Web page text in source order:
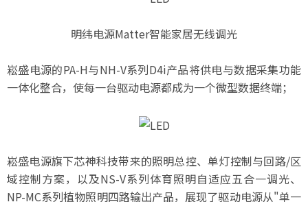
明纬电源Matter智能家居无线调光
崧盛电源的PA-H与NH-V系列D4i产品将供电与数据采集功能
一体化整合，使每一台驱动电源都成为一个微型数据终端；
崧盛电源旗下芯神科技带来的照明总控、单灯控制与回路/区
域控制方案，以及NS-V系列体育照明自适应五合一调光、
NP-MC系列植物照明四路输出产品，展现了驱动电源从"单一